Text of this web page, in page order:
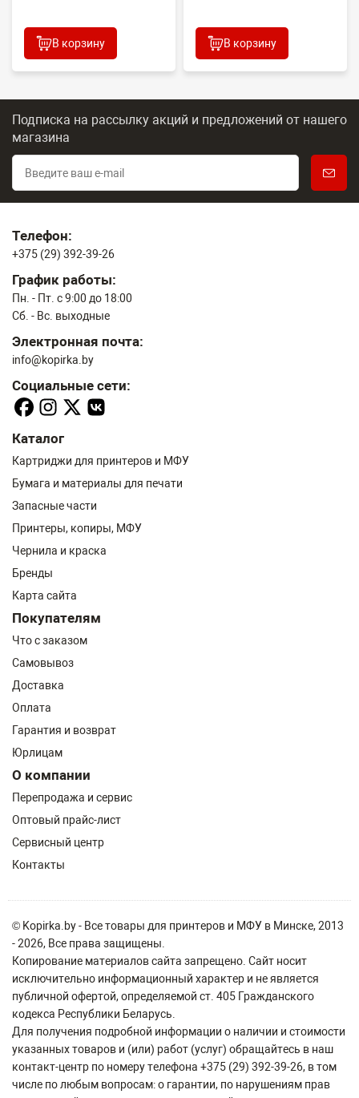
В корзину В корзину
Подписка на рассылку акций и предложений от нашего
магазина
Телефон:
+375 (29) 392-39-26
График работы:
Пн. - Пт. с 9:00 до 18:00
Сб. - Вс. выходные
Электронная почта:
info@kopirka.by
Социальные сети:
Каталог
Картриджи для принтеров и МФУ
Бумага и материалы для печати
Запасные части
Принтеры, копиры, МФУ
Чернила и краска
Бренды
Карта сайта
Покупателям
Что с заказом
Самовывоз
Доставка
Оплата
Гарантия и возврат
Юрлицам
О компании
Перепродажа и сервис
Оптовый прайс-лист
Сервисный центр
Контакты
© Kopirka.by - Все товары для принтеров и МФУ в Минске, 2013
- 2026, Все права защищены.
Копирование материалов сайта запрещено. Сайт носит
исключительно информационный характер и не является
публичной офертой, определяемой ст. 405 Гражданского
кодекса Республики Беларусь.
Для получения подробной информации о наличии и стоимости
указанных товаров и (или) работ (услуг) обращайтесь в наш
контакт-центр по номеру телефона +375 (29) 392-39-26, в том
числе по любым вопросам: о гарантии, по нарушениям прав